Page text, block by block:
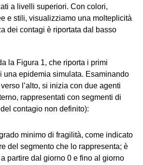
a livelli superiori. Con colori,
e stili, visualizziamo una molteplicità
dei contagi è riportata dal basso
la Figura 1, che riporta i primi
una epidemia simulata. Esaminando
l’alto, si inizia con due agenti
rappresentati con segmenti di
contagio non definito):
minimo di fragilità, come indicato
del segmento che lo rappresenta; è
partire dal giorno 0 e fino al giorno